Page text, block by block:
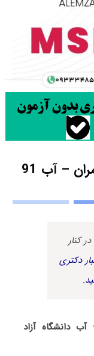
– آب 91
کنار
دکتری
دانشگاه آزاد